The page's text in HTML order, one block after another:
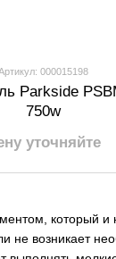
который и
возникает
000015198
Parkside
750w
уточняйте